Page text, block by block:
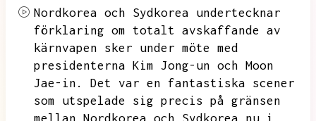
Nordkorea och Sydkorea undertecknar
förklaring om totalt avskaffande av
kärnvapen sker under möte med
presidenterna Kim Jong-un och Moon
Jae-in.
Det var en fantastiska scener
som utspelade sig precis på gränsen
mellan Nordkorea och Sydkorea nu i